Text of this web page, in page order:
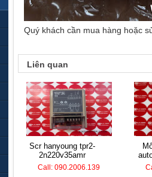
Quý khách cần mua hàng hoặc
Liên quan
scr hanyoung tpr2-
2n220v35amr
Call: 090.2006.139
mô đun nhiệt độ